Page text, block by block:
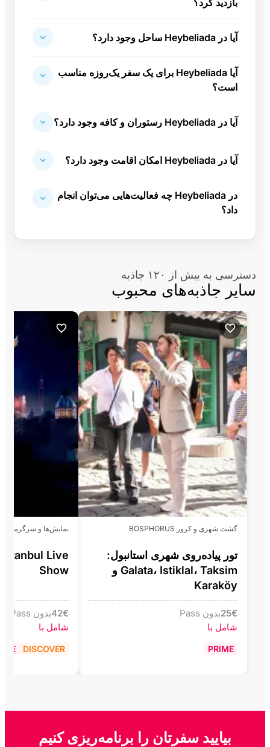
آیا در Heybeliada ساحل وجود دارد؟
آیا Heybeliada برای یک سفر یک‌روزه مناسب
است؟
آیا در Heybeliada رستوران و کافه وجود دارد؟
آیا در Heybeliada امکان اقامت وجود دارد؟
در Heybeliada چه فعالیت‌هایی می‌توان انجام
داد؟
دسترسی به بیش از ۱۲۰ جاذبه
سایر جاذبه‌های محبوب
گشت شهری و کروز BOSPHORUS
تور پیاده‌روی شهری استانبول:
Galata، Istiklal، Taksim و
Karaköy
€
25بدون Pass
شامل با
PRIME
نمایش‌ها و سرگرمی
Live
Show
€
42بدون Pass
شامل با
DISCOVER
بیایید سفرتان را برنامه‌ریزی کنیم